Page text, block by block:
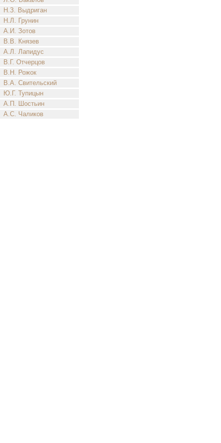
Н.З. Выдриган
Н.Л. Грунин
А.И. Зотов
В.В. Князев
А.Л. Лапидус
В.Г. Отчерцов
В.Н. Рожок
В.А. Свительский
Ю.Г. Тупицын
А.П. Шостьин
А.С. Чаликов